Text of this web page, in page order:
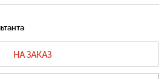
НА ЗАКАЗ